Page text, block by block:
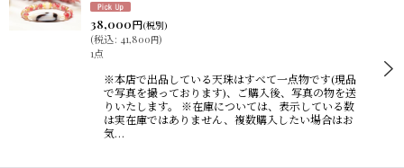
38,000円(税別)
(税込: 41,800円)
1点
※本店で出品している天珠はすべて一点物です(現品
で写真を撮っております)、ご購入後、写真の物を送
りいたします。 ※在庫については、表示している数
は実在庫ではありません、複数購入したい場合はお
気…